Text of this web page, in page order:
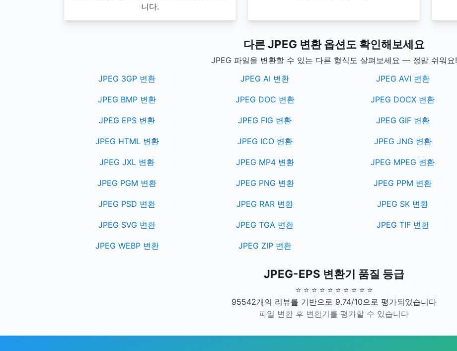
니다.
다른 JPEG 변환 옵션도 확인해보세요
JPEG 파일을 변환할 수 있는 다른 형식도 살펴보세요 — 정말 쉬워요!
JPEG 3GP 변환
JPEG AI 변환 JPEG AVI 변환
JPEG BMP 변환 JPEG DOC 변환 JPEG DOCX 변환
JPEG EPS 변환 JPEG FIG 변환 JPEG GIF 변환
JPEG HTML 변환 JPEG ICO 변환 JPEG JNG 변환
JPEG JXL 변환 JPEG MP4 변환 JPEG MPEG 변환
JPEG PGM 변환 JPEG PNG 변환 JPEG PPM 변환
JPEG PSD 변환 JPEG RAR 변환 JPEG SK 변환
JPEG SVG 변환 JPEG TGA 변환 JPEG TIF 변환
JPEG WEBP 변환 JPEG ZIP 변환
JPEG-EPS 변환기 품질 등급
⭐ ⭐ ⭐ ⭐ ⭐ ⭐ ⭐ ⭐ ⭐ ⭐
95542개의 리뷰를 기반으로 9.74/10으로 평가되었습니다
파일 변환 후 변환기를 평가할 수 있습니다